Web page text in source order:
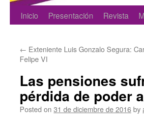
Skip
content
Inicio Presentación Revista
← Exteniente Luis Gonzalo Segura:
Felipe VI
Las pensiones
pérdida de poder
Posted on 31 de diciembre de 2016by